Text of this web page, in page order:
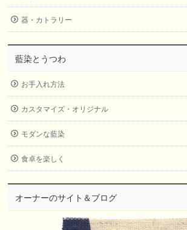
器・カトラリー
藍染とうつわ
お手入れ方法
カスタマイズ・オリジナル
モダンな藍染
食卓を楽しく
オーナーのサイト＆ブログ